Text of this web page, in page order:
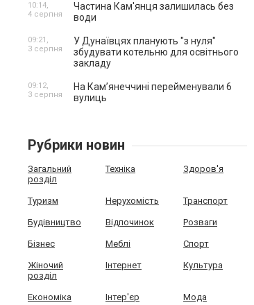
Частина Кам'янця залишилась без
води
10:14,
4 серпня
У Дунаївцях планують "з нуля"
збудувати котельню для освітнього
закладу
09:21,
3 серпня
На Камʼянеччині перейменували 6
вулиць
09:12,
3 серпня
Рубрики новин
Загальний
розділ
Техніка Здоров'я
Туризм Нерухомість Транспорт
Будівництво Відпочинок Розваги
Бізнес Меблі Спорт
Жіночий
розділ
Інтернет Культура
Економіка Інтер'єр Мода